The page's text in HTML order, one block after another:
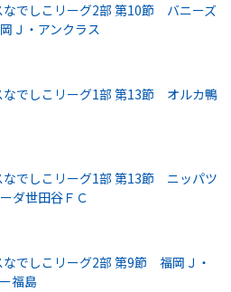
なでしこリーグ2部 第10節 バニーズ
Ｊ・アンクラス
なでしこリーグ1部 第13節 オルカ鴨
なでしこリーグ1部 第13節 ニッパツ
ダ世田谷ＦＣ
でしこリーグ2部 第9節 福岡Ｊ・
福島